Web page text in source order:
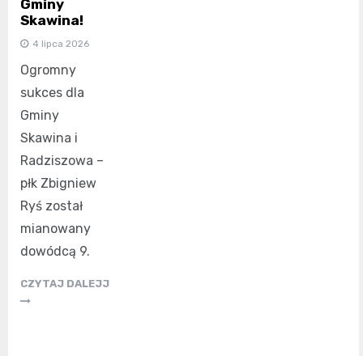
Gminy
Skawina!
4 lipca 2026
Ogromny
sukces dla
Gminy
Skawina i
Radziszowa –
płk Zbigniew
Ryś został
mianowany
dowódcą 9.
CZYTAJ DALEJJ